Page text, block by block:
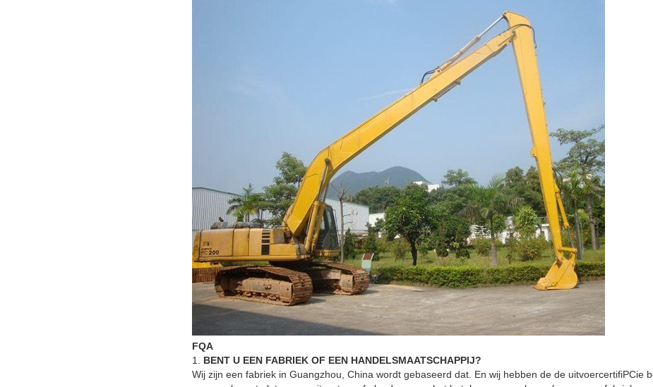
FQA
1. BENT U EEN FABRIEK OF EEN HANDELSMAATSCHAPPIJ?
Wij zijn een fabriek in Guangzhou, China wordt gebaseerd dat. En wij hebben de de uitvoercertifiPCie